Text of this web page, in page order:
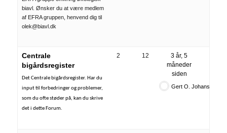
biavl. Ønsker du at være medlem
af EFRA gruppen, henvend dig til
olek@biavl.dk
Centrale
bigårdsregister
Det Centrale bigårdsregister. Har du
input til forbedringer og problemer,
som du ofte støder på, kan du skrive
det i dette Forum.
2 12
3 år, 5
måneder
siden
Gert O. Johansen